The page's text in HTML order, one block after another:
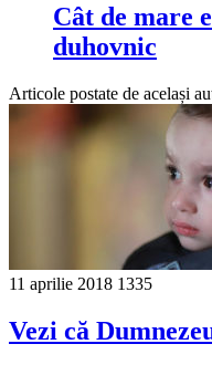
Cât de mare
duhovnic
Articole postate de același
11 aprilie 2018 1335
Vezi că